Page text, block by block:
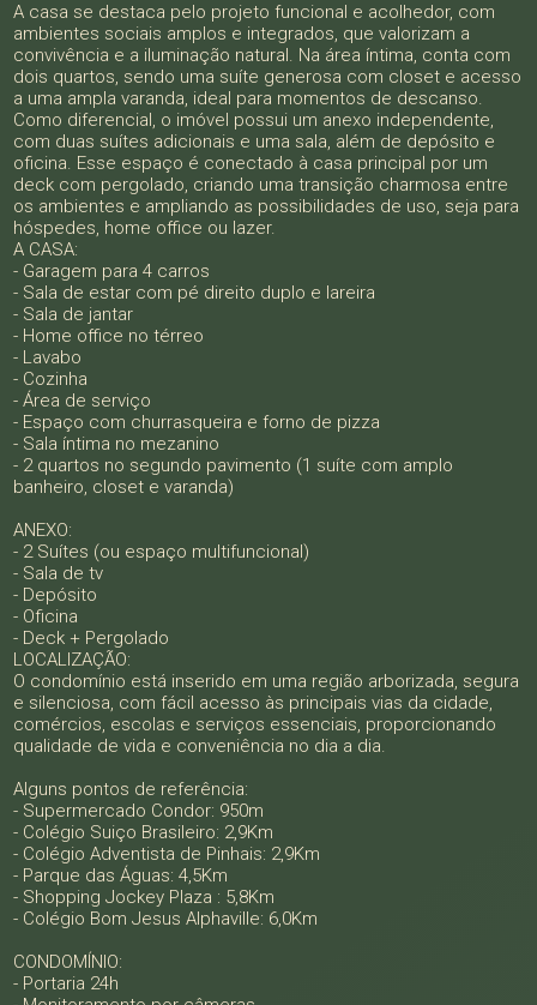
A casa se destaca pelo projeto funcional e acolhedor, com
ambientes sociais amplos e integrados, que valorizam a
convivência e a iluminação natural. Na área íntima, conta com
dois quartos, sendo uma suíte generosa com closet e acesso
a uma ampla varanda, ideal para momentos de descanso.
Como diferencial, o imóvel possui um anexo independente,
com duas suítes adicionais e uma sala, além de depósito e
oficina. Esse espaço é conectado à casa principal por um
deck com pergolado, criando uma transição charmosa entre
os ambientes e ampliando as possibilidades de uso, seja para
hóspedes, home office ou lazer.
A CASA:
- Garagem para 4 carros
- Sala de estar com pé direito duplo e lareira
- Sala de jantar
- Home office no térreo
- Lavabo
- Cozinha
- Área de serviço
- Espaço com churrasqueira e forno de pizza
- Sala íntima no mezanino
- 2 quartos no segundo pavimento (1 suíte com amplo
banheiro, closet e varanda)
ANEXO:
- 2 Suítes (ou espaço multifuncional)
- Sala de tv
- Depósito
- Oficina
- Deck + Pergolado
LOCALIZAÇÃO:
O condomínio está inserido em uma região arborizada, segura
e silenciosa, com fácil acesso às principais vias da cidade,
comércios, escolas e serviços essenciais, proporcionando
qualidade de vida e conveniência no dia a dia.
Alguns pontos de referência:
- Supermercado Condor: 950m
- Colégio Suiço Brasileiro: 2,9Km
- Colégio Adventista de Pinhais: 2,9Km
- Parque das Águas: 4,5Km
- Shopping Jockey Plaza : 5,8Km
- Colégio Bom Jesus Alphaville: 6,0Km
CONDOMÍNIO:
- Portaria 24h